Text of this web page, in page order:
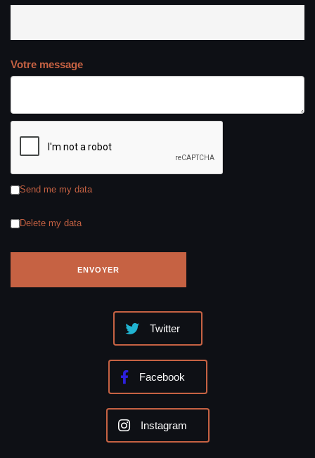
Votre message
Send me my data
Delete my data
Twitter
Facebook
Instagram